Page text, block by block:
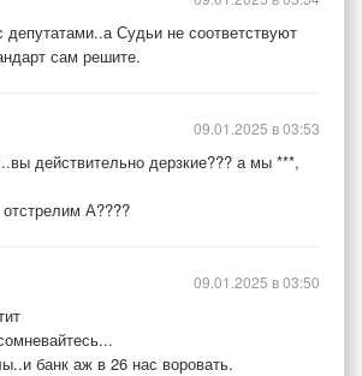
депутатами..а Судьи не соответствуют
сам решите.
действительно дерзкие??? а мы ***,
А????
09.01.2025 в 03:53
банк аж в 26 нас воровать.
09.01.2025 в 03:50